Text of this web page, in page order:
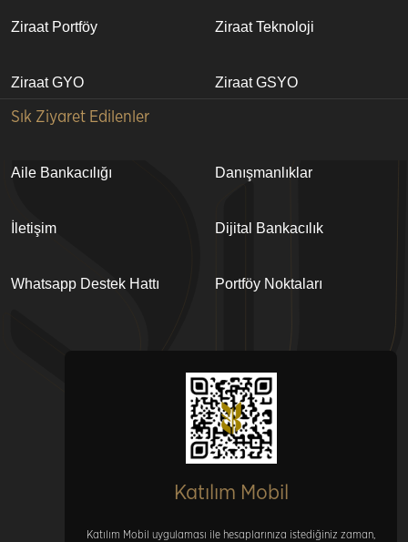
Ziraat Portföy Ziraat Teknoloji
Ziraat GYO Ziraat GSYO
Sık Ziyaret Edilenler
Aile Bankacılığı Danışmanlıklar
İletişim Dijital Bankacılık
Whatsapp Destek Hattı Portföy Noktaları
Katılım Mobil
Katılım Mobil uygulaması ile hesaplarınıza istediğiniz zaman,